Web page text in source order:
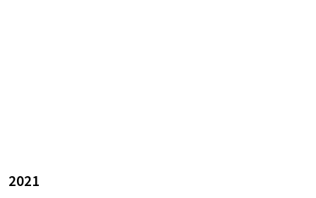
2021